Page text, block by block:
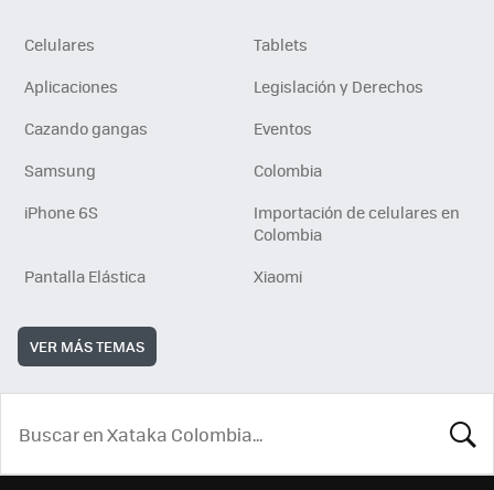
Celulares
Tablets
Aplicaciones
Legislación y Derechos
Cazando gangas
Eventos
Samsung
Colombia
iPhone 6S
Importación de celulares en
Colombia
Pantalla Elástica
Xiaomi
VER MÁS TEMAS